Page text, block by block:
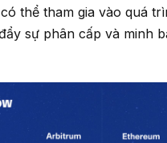
thể tham gia vào quá
sự phân cấp và minh